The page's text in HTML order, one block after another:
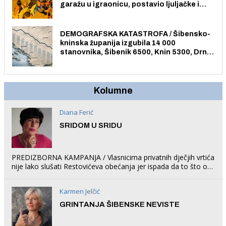
garažu u igraonicu, postavio ljuljačke i
DEMOGRAFSKA KATASTROFA / Šibensko-
kninska županija izgubila 14 000
stanovnika, Šibenik 6500, Knin 5300, Drniš
Kolumne
Diana Ferić
SRIDOM U SRIDU
PREDIZBORNA KAMPANJA / Vlasnicima privatnih dječjih vrtića
nije lako slušati Restovićeva obećanja jer ispada da to što oni
Karmen Jelčić
GRINTANJA ŠIBENSKE NEVISTE